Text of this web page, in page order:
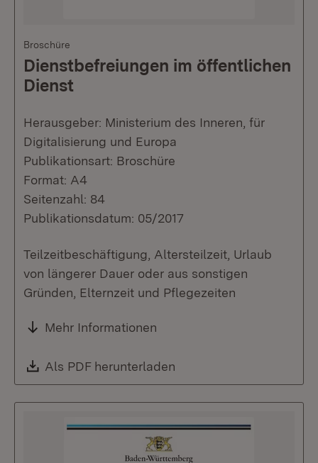
Broschüre
Dienstbefreiungen im öffentlichen
Dienst
Herausgeber: Ministerium des Inneren, für
Digitalisierung und Europa
Publikationsart: Broschüre
Format: A4
Seitenzahl: 84
Publikationsdatum: 05/2017
Teilzeitbeschäftigung, Altersteilzeit, Urlaub
von längerer Dauer oder aus sonstigen
Gründen, Elternzeit und Pflegezeiten
Mehr Informationen
Download:
Als PDF herunterladen